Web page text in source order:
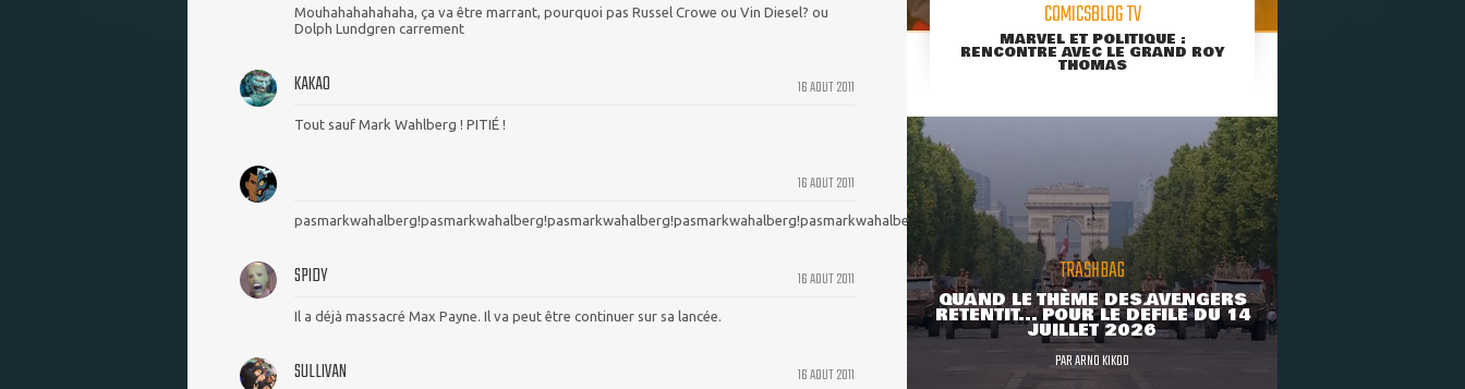
Mouhahahahahaha, ça va être marrant, pourquoi pas Russel Crowe ou Vin Diesel? ou
Dolph Lundgren carrement
16 AOUT 2011
KAKAO
Tout sauf Mark Wahlberg ! PITIÉ !
16 AOUT 2011
pasmarkwahalberg!pasmarkwahalberg!pasmarkwahalberg!pasmarkwahalberg!pasmarkwahalberg!pasmarkwahalberg!pasmarkwahalberg!
16 AOUT 2011
SPIDY
Il a déjà massacré Max Payne. Il va peut être continuer sur sa lancée.
16 AOUT 2011
SULLIVAN
COMICSBLOG TV
MARVEL ET POLITIQUE :
RENCONTRE AVEC LE GRAND ROY
THOMAS
TRASHBAG
QUAND LE THÈME DES AVENGERS
RETENTIT... POUR LE DÉFILÉ DU 14
JUILLET 2026
PARARNO KIKOO